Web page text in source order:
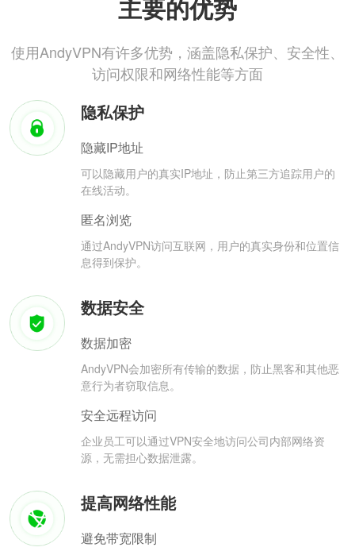
主要的优势
使用AndyVPN有许多优势，涵盖隐私保护、安全性、
访问权限和网络性能等方面
隐私保护
隐藏IP地址
可以隐藏用户的真实IP地址，防止第三方追踪用户的
在线活动。
匿名浏览
通过AndyVPN访问互联网，用户的真实身份和位置信
息得到保护。
数据安全
数据加密
AndyVPN会加密所有传输的数据，防止黑客和其他恶
意行为者窃取信息。
安全远程访问
企业员工可以通过VPN安全地访问公司内部网络资
源，无需担心数据泄露。
提高网络性能
避免带宽限制